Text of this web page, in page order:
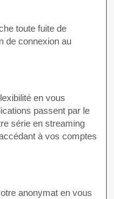
toute fuite de
de connexion au
en vous
passent par le
série en streaming
à vos comptes
anonymat en vous